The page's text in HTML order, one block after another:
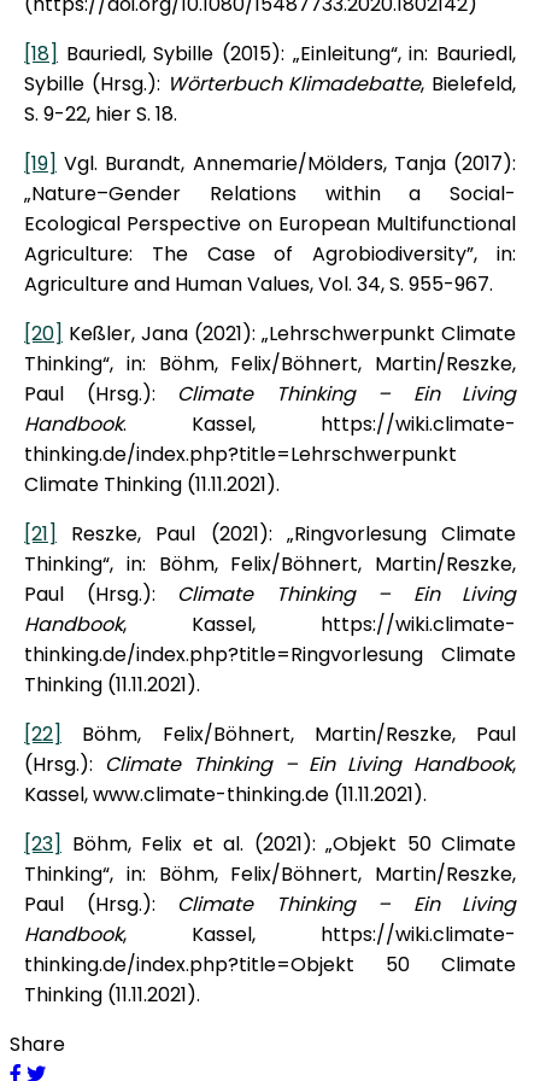
[18] Bauriedl, Sybille (2015): „Einleitung“, in: Bauriedl,
Sybille (Hrsg.): Wörterbuch Klimadebatte, Bielefeld,
S. 9-22, hier S. 18.
[19] Vgl. Burandt, Annemarie/Mölders, Tanja (2017):
„Nature–Gender Relations within a Social-
Ecological Perspective on European Multifunctional
Agriculture: The Case of Agrobiodiversity”, in:
Agriculture and Human Values, Vol. 34, S. 955-967.
[20] Keßler, Jana (2021): „Lehrschwerpunkt Climate
Thinking“, in: Böhm, Felix/Böhnert, Martin/Reszke,
Paul (Hrsg.): Climate Thinking – Ein Living
Handbook. Kassel, https://wiki.climate-
thinking.de/index.php?title=Lehrschwerpunkt
Climate Thinking (11.11.2021).
[21]
Reszke, Paul (2021): „Ringvorlesung Climate
Thinking“, in: Böhm, Felix/Böhnert, Martin/Reszke,
Paul (Hrsg.): Climate Thinking – Ein Living
Handbook, Kassel, https://wiki.climate-
thinking.de/index.php?title=Ringvorlesung Climate
Thinking (11.11.2021).
[22]
Böhm, Felix/Böhnert, Martin/Reszke, Paul
(Hrsg.): Climate Thinking – Ein Living Handbook,
Kassel, www.climate-thinking.de (11.11.2021).
[23] Böhm, Felix et al. (2021): „Objekt 50 Climate
Thinking“, in: Böhm, Felix/Böhnert, Martin/Reszke,
Paul (Hrsg.): Climate Thinking – Ein Living
Handbook, Kassel, https://wiki.climate-
thinking.de/index.php?title=Objekt 50 Climate
Thinking (11.11.2021).
Share